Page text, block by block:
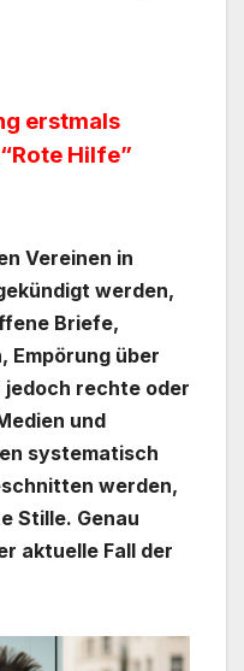
erstmals
Hilfe”
Vereinen in
werden,
Briefe,
Empörung über
jedoch rechte oder
und
systematisch
werden,
Stille. Genau
aktuelle Fall der